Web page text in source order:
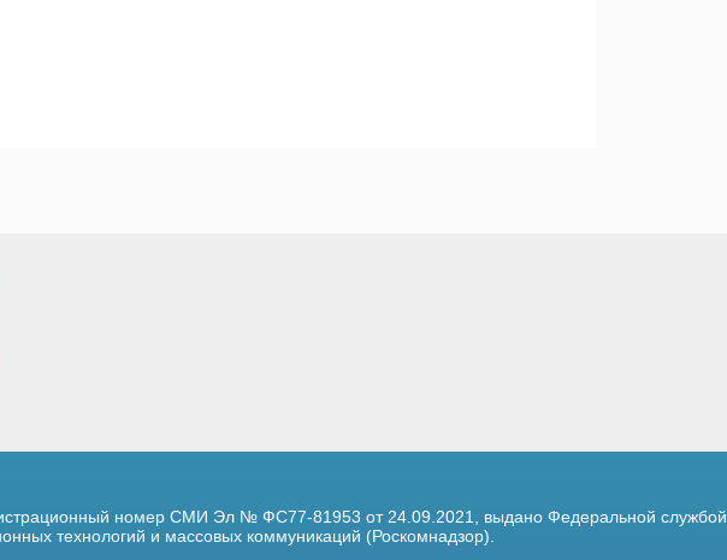
номер СМИ Эл № ФС77-81953 от 24.09.2021,
выдано Федеральной службой
технологий и массовых коммуникаций (Роскомнадзор).